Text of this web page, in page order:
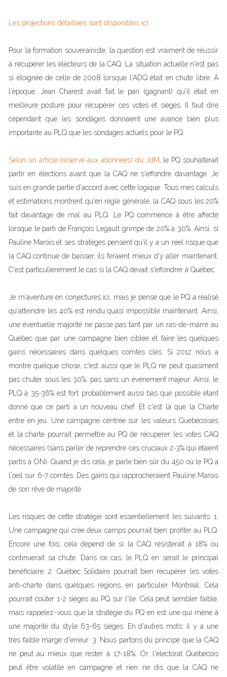
Les projections détaillées sont disponibles ici
Pour la formation souverainiste, la question est vraiment de réussir
à récupérer les électeurs de la CAQ. La situation actuelle n'est pas
si éloignée de celle de 2008 lorsque l'ADQ était en chute libre. À
l'époque, Jean Charest avait fait le pari (gagnant) qu'il était en
meilleure posture pour récupérer ces votes et sièges. Il faut dire
cependant que les sondages donnaient une avance bien plus
importante au PLQ que les sondages actuels pour le PQ.
Selon un article (réservé aux abonnées) du JdM, le PQ souhaiterait
partir en élections avant que la CAQ ne s'effondre davantage. Je
suis en grande partie d'accord avec cette logique. Tous mes calculs
et estimations montrent qu'en règle générale, la CAQ sous les 20%
fait davantage de mal au PLQ. Le PQ commence à être affecté
lorsque le parti de François Legault grimpe de 20% à 30%. Ainsi, si
Pauline Marois et ses stratèges pensent qu'il y a un réel risque que
la CAQ continue de baisser, ils feraient mieux d'y aller maintenant.
C'est particulièrement le cas si la CAQ devait s'effondrer à Québec.
Je m'aventure en conjectures ici, mais je pense que le PQ a réalisé
qu'atteindre les 40% est rendu quasi impossible maintenant. Ainsi,
une éventuelle majorité ne passe pas tant par un ras-de-marré au
Québec que par une campagne bien ciblée et faire les quelques
gains nécessaires dans quelques comtés clés. Si 2012 nous a
montré quelque chose, c'est aussi que le PLQ ne peut quasiment
pas chuter sous les 30%, pas sans un événement majeur. Ainsi, le
PLQ à 35-36% est fort probablement aussi bas que possible étant
donné que ce parti a un nouveau chef. Et c'est là que la Charte
entre en jeu. Une campagne centrée sur les valeurs Québécoises
et la charte pourrait permettre au PQ de récupérer les votes CAQ
nécessaires (sans parler de reprendre ces cruciaux 2-3% qui étaient
partis à ON). Quand je dis cela, je parle bien sûr du 450 où le PQ a
l'oeil sur 6-7 comtés. Des gains qui rapprocheraient Pauline Marois
de son rêve de majorité.
Les risques de cette stratégie sont essentiellement les suivants: 1.
Une campagne qui crée deux camps pourrait bien profiter au PLQ.
Encore une fois, cela dépend de si la CAQ résisterait à 18% ou
continuerait sa chute. Dans ce cas, le PLQ en serait le principal
bénéficiaire. 2. Québec Solidaire pourrait bien récupérer les votes
anti-charte dans quelques régions, en particulier Montréal. Cela
pourrait coûter 1-2 sièges au PQ sur l'île. Cela peut sembler faible,
mais rappelez-vous que la stratégie du PQ en est une qui mène à
une majorité du style 63-65 sièges. En d'autres mots: il y a une
très faible marge d'erreur. 3. Nous partons du principe que la CAQ
ne peut au mieux que rester à 17-18%. Or, l'électorat Québécois
peut être volatile en campagne et rien ne dis que la CAQ ne